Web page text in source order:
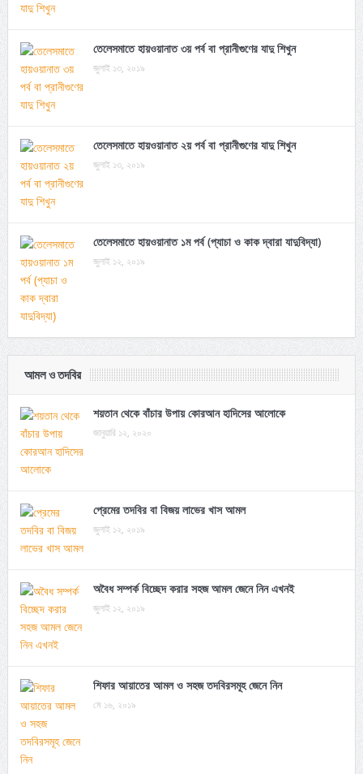
তেলেসমাতে হায়ওয়ানাত ৩য় পর্ব বা প্রানীগুণের যাদু শিখুন
জুলাই ১৩, ২০১৯
তেলেসমাতে হায়ওয়ানাত ২য় পর্ব বা প্রানীগুণের যাদু শিখুন
জুলাই ১৩, ২০১৯
তেলেসমাতে হায়ওয়ানাত ১ম পর্ব (প্যাচা ও কাক দ্বারা যাদুবিদ্যা)
জুলাই ১২, ২০১৯
আমল ও তদবির
শয়তান থেকে বাঁচার উপায় কোরআন হাদিসের আলোকে
জানুয়ারি ১২, ২০২০
প্রেমের তদবির বা বিজয় লাভের খাস আমল
জুলাই ১২, ২০১৯
অবৈধ সম্পর্ক বিচ্ছেদ করার সহজ আমল জেনে নিন এখনই
জুলাই ১২, ২০১৯
শিফার আয়াতের আমল ও সহজ তদবিরসমূহ জেনে নিন
মে ১৬, ২০১৯